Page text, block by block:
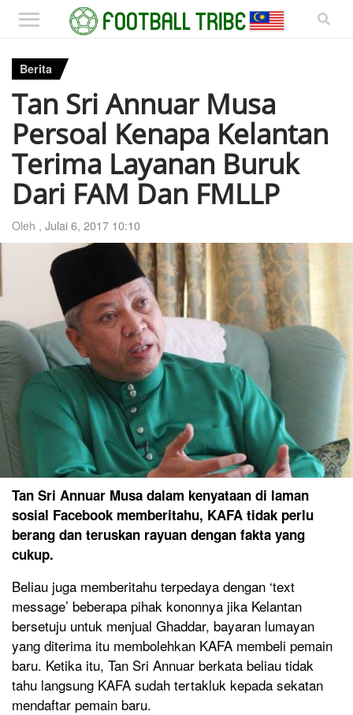
Berita
Tan Sri Annuar Musa
Persoal Kenapa Kelantan
Terima Layanan Buruk
Dari FAM Dan FMLLP
Oleh , Julai 6, 2017 10:10
Tan Sri Annuar Musa dalam kenyataan di laman
sosial Facebook memberitahu, KAFA tidak perlu
berang dan teruskan rayuan dengan fakta yang
cukup.
Beliau juga memberitahu terpedaya dengan ‘text
message’ beberapa pihak kononnya jika Kelantan
bersetuju untuk menjual Ghaddar, bayaran lumayan
yang diterima itu membolehkan KAFA membeli pemain
baru. Ketika itu, Tan Sri Annuar berkata beliau tidak
tahu langsung KAFA sudah tertakluk kepada sekatan
mendaftar pemain baru.